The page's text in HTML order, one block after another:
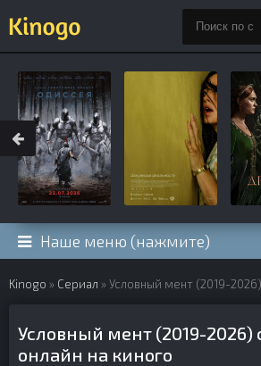
Наше меню (нажмите)
Kinogo » Сериал » Условный мент (2019-2026)
Условный мент (2019-2026)
онлайн на киного